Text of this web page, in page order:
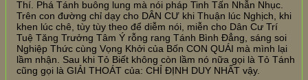
Thí. Phá Tánh buông lung mà nói pháp Tinh Tấn Nhẫn Nhục.
Trên con đường chỉ dạy cho DÂN CƯ khi Thuận lúc Nghịch, khi
khen lúc chê, tùy tùy theo để diễm nói, miễn cho Dân Cư Trí
Tuệ Tăng Trưởng Tâm Ý rỗng rang Tánh Bình Đẳng, sáng soi
Nghiệp Thức cùng Vọng Khởi của Bốn CON QUÁI mà mình lại
lầm nhận. Sau khi Tỏ Biết không còn lầm nó nữa gọi là Tỏ Tánh
cũng gọi là GIẢI THOÁT của: CHỈ ĐỊNH DUY NHẤT vậy.